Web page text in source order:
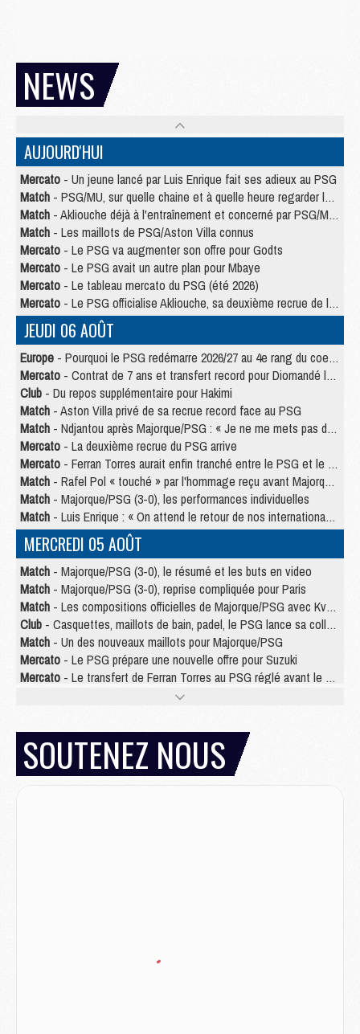
NEWS
AUJOURD'HUI
Mercato - Un jeune lancé par Luis Enrique fait ses adieux au PSG
Match - PSG/MU, sur quelle chaine et à quelle heure regarder le match ?
Match - Akliouche déjà à l'entraînement et concerné par PSG/MU ?
Match - Les maillots de PSG/Aston Villa connus
Mercato - Le PSG va augmenter son offre pour Godts
Mercato - Le PSG avait un autre plan pour Mbaye
Mercato - Le tableau mercato du PSG (été 2026)
Mercato - Le PSG officialise Akliouche, sa deuxième recrue de l’été
JEUDI 06 AOÛT
Europe - Pourquoi le PSG redémarre 2026/27 au 4e rang du coefficient UEFA
Mercato - Contrat de 7 ans et transfert record pour Diomandé loin du PSG
Club - Du repos supplémentaire pour Hakimi
Match - Aston Villa privé de sa recrue record face au PSG
Match - Ndjantou après Majorque/PSG : « Je ne me mets pas de plafond »
Mercato - La deuxième recrue du PSG arrive
Mercato - Ferran Torres aurait enfin tranché entre le PSG et le Barça
Match - Rafel Pol « touché » par l'hommage reçu avant Majorque/PSG
Match - Majorque/PSG (3-0), les performances individuelles
Match - Luis Enrique : « On attend le retour de nos internationaux »
MERCREDI 05 AOÛT
Match - Majorque/PSG (3-0), le résumé et les buts en video
Match - Majorque/PSG (3-0), reprise compliquée pour Paris
Match - Les compositions officielles de Majorque/PSG avec Kvara et de nombreux jeunes
Club - Casquettes, maillots de bain, padel, le PSG lance sa collection été
Match - Un des nouveaux maillots pour Majorque/PSG
Mercato - Le PSG prépare une nouvelle offre pour Suzuki
Mercato - Le transfert de Ferran Torres au PSG réglé avant le 12 août ?
- Le groupe pour Majorque/PSG avec 11 absents
Mercato- Liverpool ne veut pas que Barcola au PSG
Match- Majorque/PSG, quelle compo pour le premier match de la saison 2026/27 ?
MARDI 04 AOÛT
SOUTENEZ NOUS